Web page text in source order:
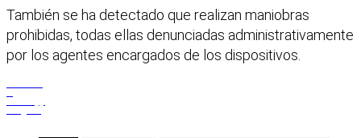
También se ha detectado que realizan maniobras
prohibidas, todas ellas denunciadas administrativamente
por los agentes encargados de los dispositivos.